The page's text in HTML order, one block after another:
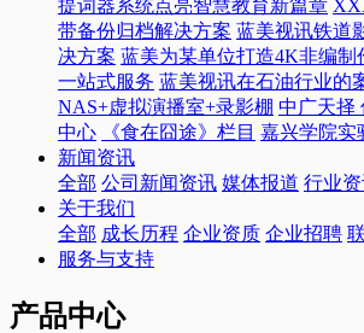
提词器系统点亮智慧教育新篇章
带备份归档解决方案 蓝美视讯铁道
决方案 蓝美为某单位打造4K非编制
一站式服务 蓝美视讯在石油行业的
NAS+虚拟演播室+录影棚 中广天择
中心
《食在囧途》栏目 嘉兴学院实
新闻资讯
全部 公司新闻资讯 媒体报道 行业
关于我们
全部 成长历程 企业资质 企业招聘
服务与支持
产品中心